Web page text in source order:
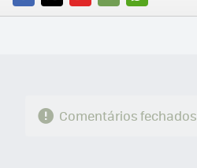
FACEBOOK
TWITTERFLIPBOARD
E-
WHATSAPP
Comentários fechados